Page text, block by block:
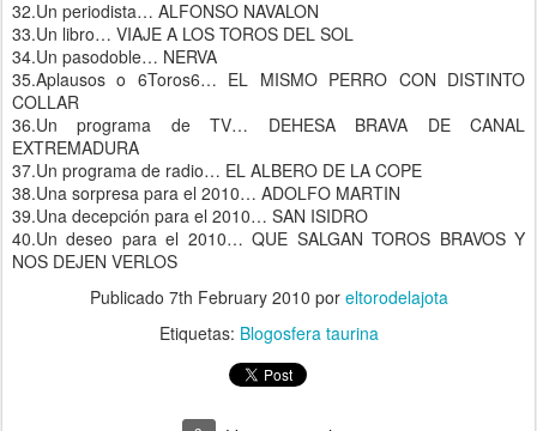
32.Un periodista… ALFONSO NAVALON
33.Un libro… VIAJE A LOS TOROS DEL SOL
34.Un pasodoble… NERVA
35.Aplausos o 6Toros6… EL MISMO PERRO CON DISTINTO
COLLAR
36.Un programa de TV… DEHESA BRAVA DE CANAL
EXTREMADURA
37.Un programa de radio… EL ALBERO DE LA COPE
38.Una sorpresa para el 2010… ADOLFO MARTIN
39.Una decepción para el 2010… SAN ISIDRO
40.Un deseo para el 2010… QUE SALGAN TOROS BRAVOS Y
NOS DEJEN VERLOS
Publicado 7th February 2010 por eltorodelajota
Etiquetas: Blogosfera taurina